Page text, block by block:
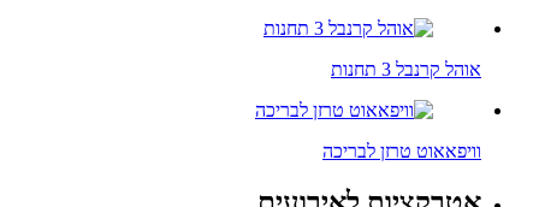
אוהל קרנבל 3 תחנות
וויפאאוט טרזן לבריכה